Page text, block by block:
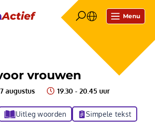
Menu
vrouwen
augustus 19.30 - 20.45 uur
Uitleg woorden Simpele tekst